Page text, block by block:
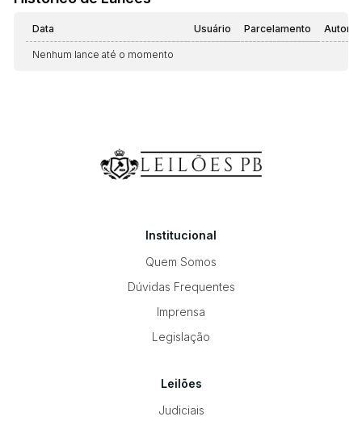
Data Usuário Parcelamento
Nenhum lance até o momento
Institucional
Quem Somos
Dúvidas Frequentes
Imprensa
Legislação
Leilões
Judiciais